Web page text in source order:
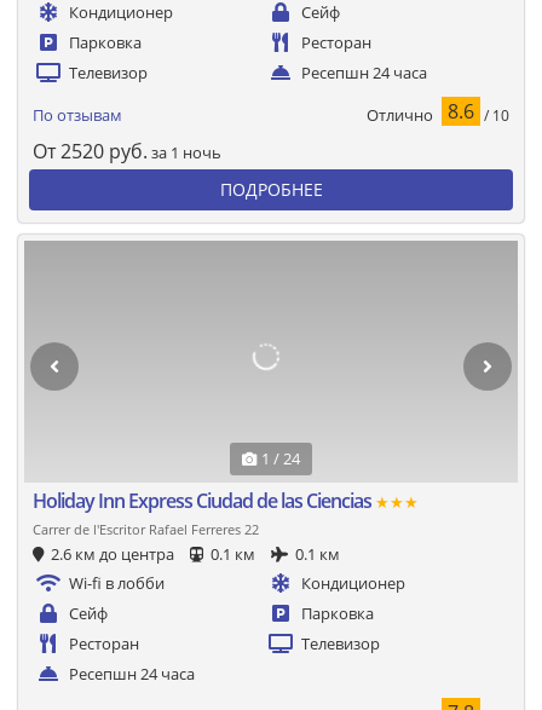
Кондиционер
Сейф
Парковка
Ресторан
Телевизор
Ресепшн 24 часа
По отзывам Отлично 8.6 / 10
От2520 руб. за 1 ночь
ПОДРОБНЕЕ
1 / 24
Holiday Inn Express Ciudad de las Ciencias ★★★
Carrer de l'Escritor Rafael Ferreres 22
2.6 км до центра 0.1 км
0.1 км
Wi-fi в лобби
Кондиционер
Сейф
Парковка
Ресторан
Телевизор
Ресепшн 24 часа